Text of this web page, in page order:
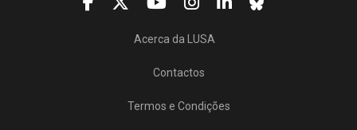
Acerca da LUSA
Contactos
Termos e Condições